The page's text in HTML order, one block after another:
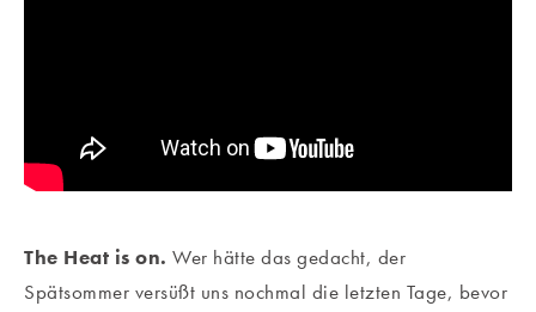
The Heat is on. Wer hätte das gedacht, der
Spätsommer versüßt uns nochmal die letzten Tage, bevor